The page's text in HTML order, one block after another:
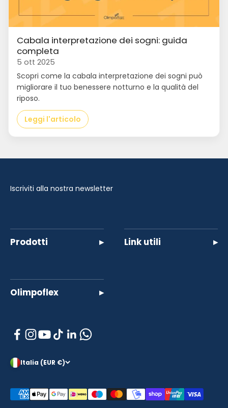
Cabala interpretazione dei sogni: guida
completa
5 ott 2025
Scopri come la cabala interpretazione dei sogni può
migliorare il tuo benessere notturno e la qualità del
riposo.
Leggi l'articolo
Iscriviti alla nostra newsletter
Prodotti ▸ Link utili ▸
Olimpoflex ▸
Italia (EUR €)